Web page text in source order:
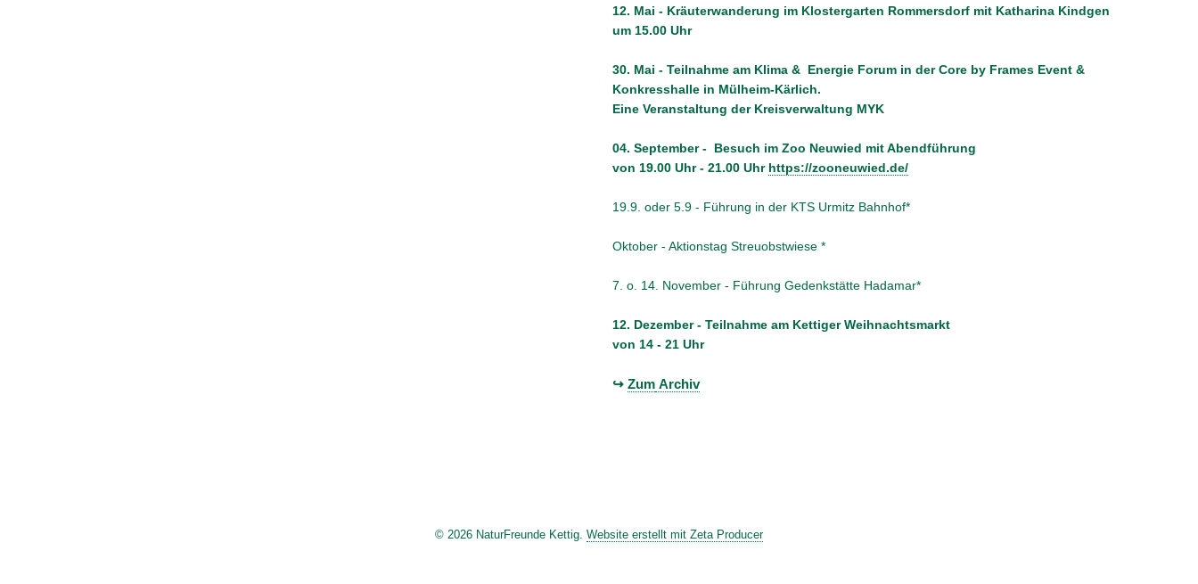
12. Mai - Kräuterwanderung im Klostergarten Rommersdorf mit Katharina Kindgen
um 15.00 Uhr
30. Mai - Teilnahme am Klima & Energie Forum in der Core by Frames Event &
Konkresshalle in Mülheim-Kärlich.
Eine Veranstaltung der Kreisverwaltung MYK
04. September - Besuch im Zoo Neuwied mit Abendführung
von 19.00 Uhr - 21.00 Uhr https://zooneuwied.de/
19.9. oder 5.9 - Führung in der KTS Urmitz Bahnhof*
Oktober - Aktionstag Streuobstwiese *
7. o. 14. November - Führung Gedenkstätte Hadamar*
12. Dezember - Teilnahme am Kettiger Weihnachtsmarkt
von 14 - 21 Uhr
↪ Zum Archiv
© 2026 NaturFreunde Kettig. Website erstellt mit Zeta Producer